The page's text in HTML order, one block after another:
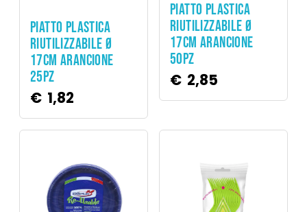
PIATTO PLASTICA
RIUTILIZZABILE Ø
17CM ARANCIONE
25PZ
€ 1,82
PIATTO PLASTICA
RIUTILIZZABILE Ø
17CM ARANCIONE
50PZ
€ 2,85